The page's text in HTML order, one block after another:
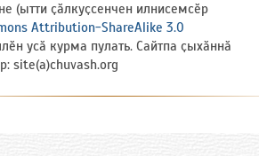
(ытти ҫӑлкуҫсенчен илнисемсӗр
Attribution-ShareAlike 3.0
усӑ курма пулать. Сайтпа ҫыхӑннӑ
site(a)chuvash.org